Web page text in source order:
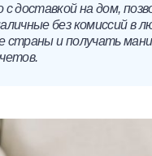
с доставкой на дом,
без комиссий в
страны и получать